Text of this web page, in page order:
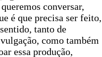
conversar,
é que precisa ser feito,
tanto de
como também
essa produção,